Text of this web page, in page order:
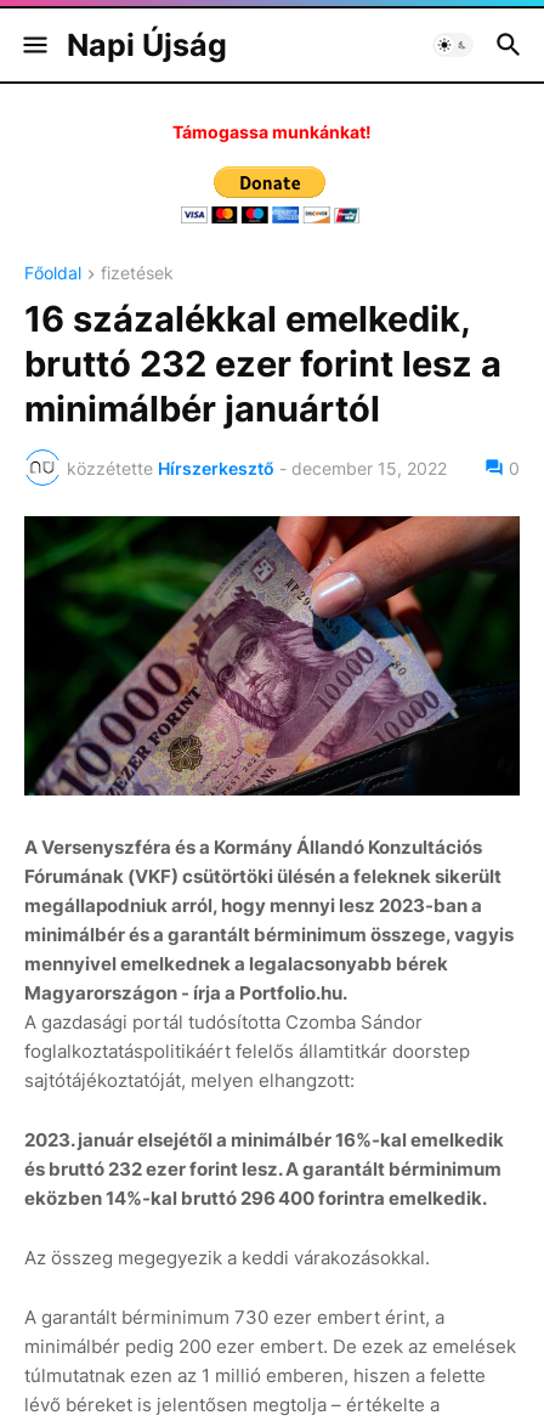
Napi Újság
Támogassa munkánkat!
Főoldal fizetések
16 százalékkal emelkedik,
bruttó 232 ezer forint lesz a
minimálbér januártól
közzétette Hírszerkesztő - december 15, 2022 0
A Versenyszféra és a Kormány Állandó Konzultációs
Fórumának (VKF) csütörtöki ülésén a feleknek sikerült
megállapodniuk arról, hogy mennyi lesz 2023-ban a
minimálbér és a garantált bérminimum összege, vagyis
mennyivel emelkednek a legalacsonyabb bérek
Magyarországon - írja a Portfolio.hu.
A gazdasági portál tudósította Czomba Sándor
foglalkoztatáspolitikáért felelős államtitkár doorstep
sajtótájékoztatóját, melyen elhangzott:
2023. január elsejétől a minimálbér 16%-kal emelkedik
és bruttó 232 ezer forint lesz. A garantált bérminimum
eközben 14%-kal bruttó 296 400 forintra emelkedik.
Az összeg megegyezik a keddi várakozásokkal.
A garantált bérminimum 730 ezer embert érint, a
minimálbér pedig 200 ezer embert. De ezek az emelések
túlmutatnak ezen az 1 millió emberen, hiszen a felette
lévő béreket is jelentősen megtolja – értékelte a